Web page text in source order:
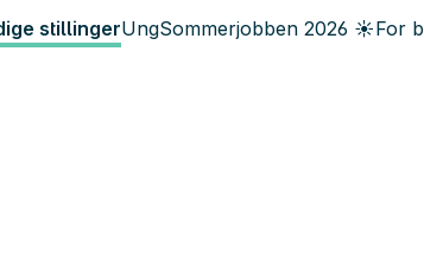
stillingerUngSommerjobben 2026 ☀️For